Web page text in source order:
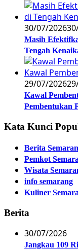
30/07/2026
Masih
Tengah
29/07/2026
Kawal
Pembentukan
Kata Kunci
Berita
Pemkot
Wisata
info semarang
Kuliner
Berita
30/07/2026
Jangkau 109